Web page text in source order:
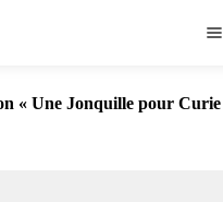
« Une Jonquille pour Curie